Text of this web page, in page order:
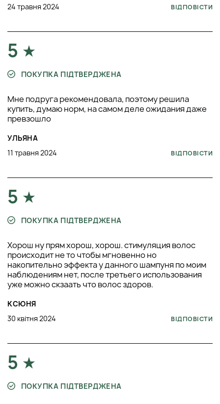
24 травня 2024
ВІДПОВІСТИ
5
ПОКУПКА ПІДТВЕРДЖЕНА
Мне подруга рекомендовала, поэтому решила
купить, думаю норм, на самом деле ожидания даже
превзошло
УЛЬЯНА
11 травня 2024
ВІДПОВІСТИ
5
ПОКУПКА ПІДТВЕРДЖЕНА
Хорош ну прям хорош, хорош. стимуляция волос
происходит не то чтобы мгновенно но
накопительно эффекта у данного шампуня по моим
наблюдениям нет, после третьего использования
уже можно скзаать что волос здоров.
КСЮНЯ
30 квітня 2024
ВІДПОВІСТИ
5
ПОКУПКА ПІДТВЕРДЖЕНА